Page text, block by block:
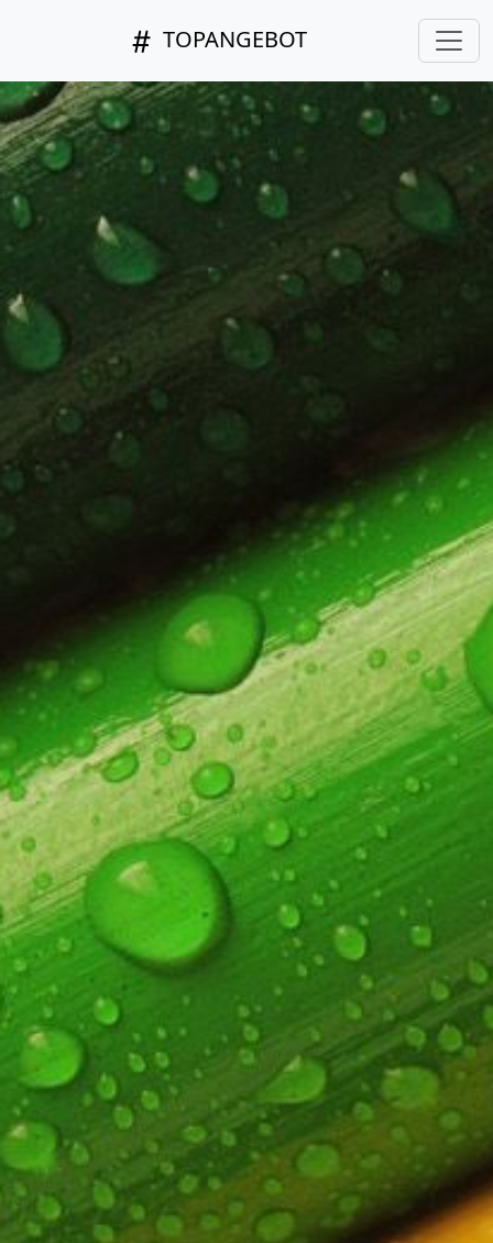
TOPANGEBOT